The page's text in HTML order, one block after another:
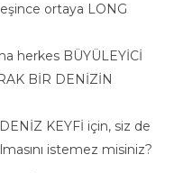
ortaya LONG
herkes BÜYÜLEYİCİ
BİR DENİZİN
KEYFİ için, siz de
istemez misiniz?